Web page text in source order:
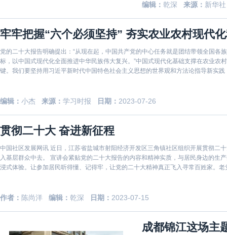
贯彻党的二十大精神开局之年
编辑： 乾深 来源： 新华社
牢牢把握“六个必须坚持” 夯实农业农村现代
党的二十大报告明确提出：“从现在起，中国共产党的中心任务就是团结带领全国各
标，以中国式现代化全面推进中华民族伟大复兴。”中国式现代化基础支撑在农业农
键。我们要坚持用习近平新时代中国特色社会主义思想的世界观和方法论指导新实
编辑： 小杰 来源： 学习时报 日期： 2023-07-26
贯彻二十大 奋进新征程
中国社区发展网讯 近日，江苏省盐城市射阳经济开发区三角镇社区组织开展贯彻二
入基层群众中去。 宣讲会紧贴党的二十大报告的内容和精神实质，与居民身边的生产生活变化结合在一起，以身边人讲身边事的形式，提升课堂沉
浸式体验。让参加居民听得懂、记得牢，让党的二十大精神真正飞入寻常百姓家。
作者： 陈尚洋 编辑： 乾深 日期： 2023-07-15
成都锦江这场主